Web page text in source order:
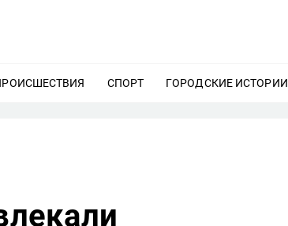
ЕЩЕ
СПОРТ ЕЩЕ
ГОРОДСКИЕ ИСТОРИИ